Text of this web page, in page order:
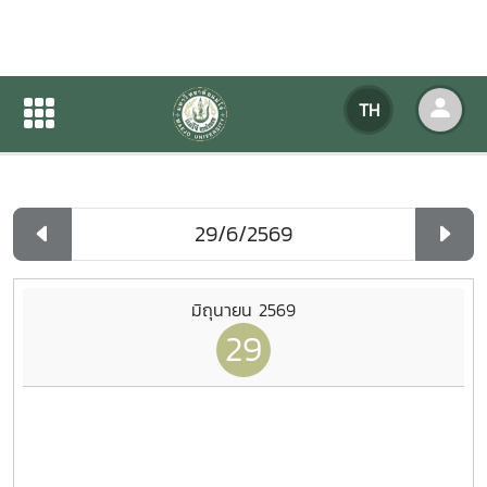
TH
ปฏิทินกิจกรรมของหน่วยงาน
ปฏิทินกิจกรรมของหน่วยงาน
มิถุนายน 2569
29